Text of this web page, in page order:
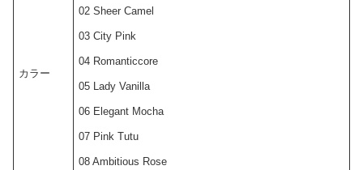
カラー
02 Sheer Camel
03 City Pink
04 Romanticcore
05 Lady Vanilla
06 Elegant Mocha
07 Pink Tutu
08 Ambitious Rose